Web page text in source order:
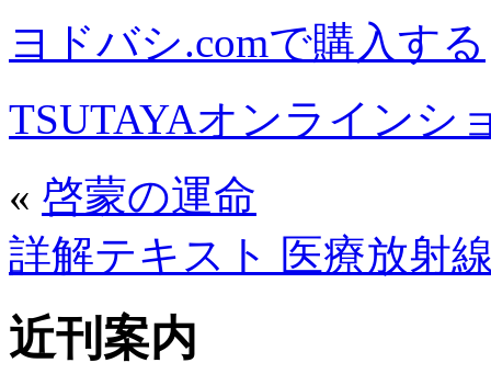
ヨドバシ.comで購入する
TSUTAYAオンラインシ
« 啓蒙の運命
詳解テキスト 医療放射
近刊案内